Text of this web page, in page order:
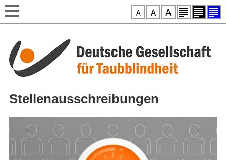
Direkt zum Inhalt
Style-Switcher
Stellenausschreibungen